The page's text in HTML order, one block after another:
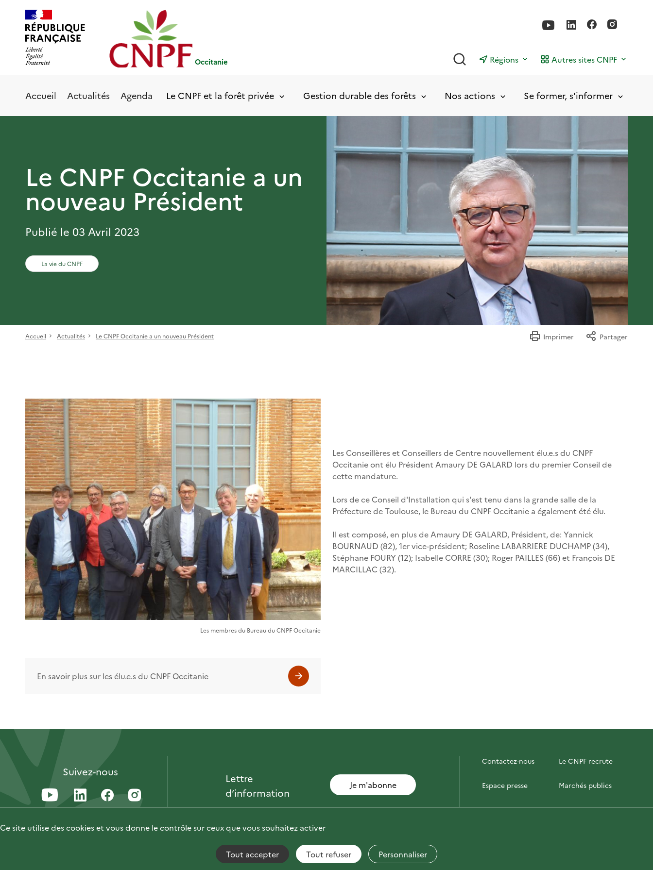
contenu
principal
Occitanie Rechercher
Régions Autres sites CNPF
Accueil Actualités Agenda Le CNPF et la forêt privée Gestion durable des forêts Nos actions Se former, s'informer
Le CNPF Occitanie a un
nouveau Président
Publié le 03 Avril 2023
La vie du CNPF
Accueil Actualités Le CNPF Occitanie a un nouveau Président Imprimer Partager
Les Conseillères et Conseillers de Centre nouvellement élu.e.s du CNPF
Occitanie ont élu Président Amaury DE GALARD lors du premier Conseil de
cette mandature.
Lors de ce Conseil d'Installation qui s'est tenu dans la grande salle de la
Préfecture de Toulouse, le Bureau du CNPF Occitanie a également été élu.
Il est composé, en plus de Amaury DE GALARD, Président, de: Yannick
BOURNAUD (82), 1er vice-président; Roseline LABARRIERE DUCHAMP (34),
Stéphane FOURY (12); Isabelle CORRE (30); Roger PAILLES (66) et François DE
MARCILLAC (32).
Les membres du Bureau du CNPF Occitanie
En savoir plus sur les élu.e.s du CNPF Occitanie
Suivez-nous
Lettre
d’information
Je m'abonne
Contactez-nous Le CNPF recrute
Espace presse Marchés publics
PhotoFor Briefly in English
Accessibilité : non conforme Fils RSS Mentions Légales
Ce site utilise des cookies et vous donne le contrôle sur ceux que vous souhaitez activer
Tout accepter Tout refuser Personnaliser